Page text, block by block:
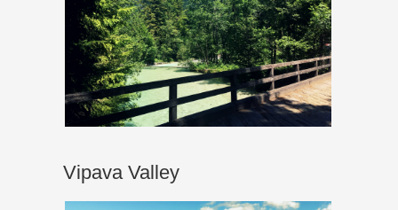
Vipava Valley